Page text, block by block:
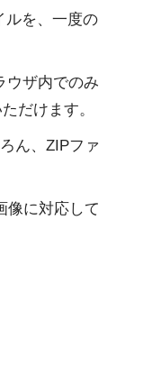
ルを、一度の
ウザ内でのみ
だけます。
ん、ZIPファ
像に対応して